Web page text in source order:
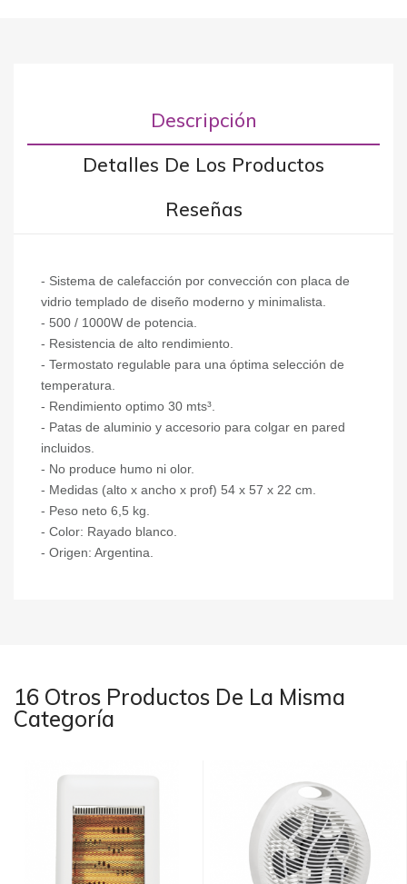
Descripción
Detalles De Los Productos
Reseñas
- Sistema de calefacción por convección con placa de
vidrio templado de diseño moderno y minimalista.
- 500 / 1000W de potencia.
- Resistencia de alto rendimiento.
- Termostato regulable para una óptima selección de
temperatura.
- Rendimiento optimo 30 mts³.
- Patas de aluminio y accesorio para colgar en pared
incluidos.
- No produce humo ni olor.
- Medidas (alto x ancho x prof) 54 x 57 x 22 cm.
- Peso neto 6,5 kg.
- Color: Rayado blanco.
- Origen: Argentina.
16 Otros Productos De La Misma
Categoría